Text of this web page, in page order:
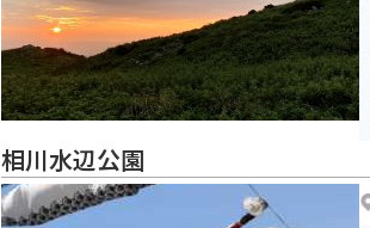
相川水辺公園